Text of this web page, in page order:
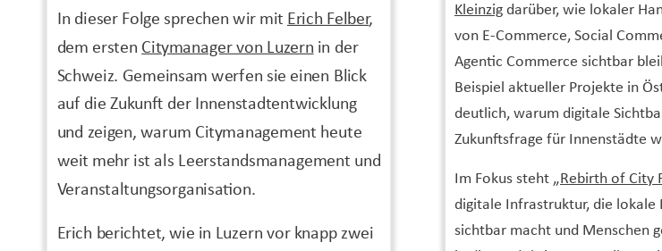
In dieser Folge sprechen wir mit Erich Felber,
dem ersten Citymanager von Luzern in der
Schweiz. Gemeinsam werfen sie einen Blick
auf die Zukunft der Innenstadtentwicklung
und zeigen, warum Citymanagement heute
weit mehr ist als Leerstandsmanagement und
Veranstaltungsorganisation.
Erich berichtet, wie in Luzern vor knapp zwei
Kleinzig darüber, wie lokaler
von E-Commerce, Social
Agentic Commerce sichtbar
Beispiel aktueller Projekte in
deutlich, warum digitale
Zukunftsfrage für Innenstädte
Im Fokus steht „Rebirth of City
digitale Infrastruktur, die lokale
sichtbar macht und Menschen